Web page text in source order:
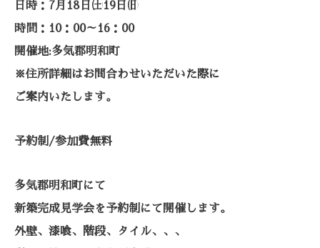
日時：7月18日㈯19日㈰
時間：10：00～16：00
開催地:多気郡明和町
※住所詳細はお問合わせいただいた際に
ご案内いたします。
予約制/参加費無料
多気郡明和町にて
新築完成見学会を予約制にて開催します。
外壁、漆喰、階段、タイル、、、